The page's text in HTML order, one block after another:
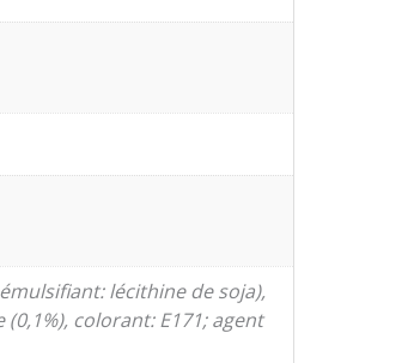
lécithine de soja),
colorant: E171; agent